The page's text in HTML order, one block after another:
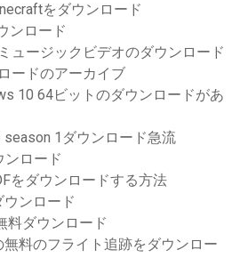
をダウンロード
ンロード
ュージックビデオのダウンロード
ードのアーカイブ
10 64ビットのダウンロードがあ
season 1ダウンロード急流
ンロード
をダウンロードする方法
ウンロード
料ダウンロード
料のフライト追跡をダウンロー